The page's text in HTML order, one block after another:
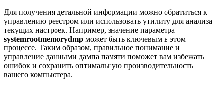
Для получения детальной информации можно обратиться к
управлению реестром или использовать утилиту для анализа
текущих настроек. Например, значение параметра
systemrootmemorydmp может быть ключевым в этом
процессе. Таким образом, правильное понимание и
управление данными дампа памяти поможет вам избежать
ошибок и сохранить оптимальную производительность
вашего компьютера.